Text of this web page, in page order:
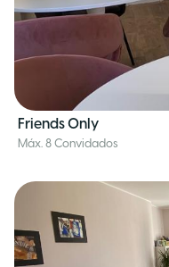
Friends Only
Máx. 8 Convidados